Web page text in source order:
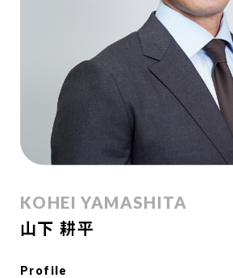
KOHEI YAMASHITA
山下 耕平
Profile